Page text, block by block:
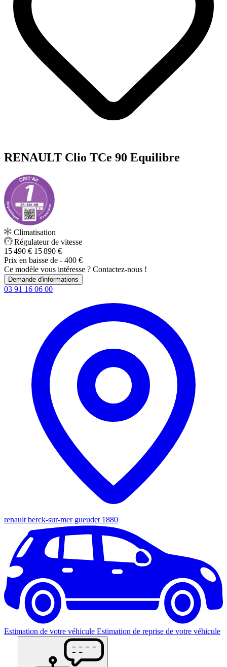
RENAULT Clio TCe 90 Equilibre
Climatisation
Régulateur de vitesse
15 490 € 15 890 €
Prix en baisse de - 400 €
Ce modèle vous intéresse ? Contactez-nous !
Demande d'informations
03 91 16 06 00
renault berck-sur-mer gueudet 1880
Estimation de votre véhicule Estimation de reprise de votre véhicule